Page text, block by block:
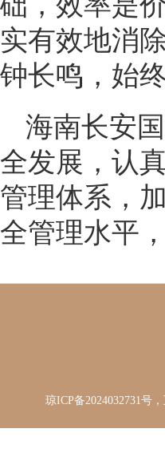
实有效地消
钟长鸣，始
海南长安
全发展，认
管理体系，
全管理水平
琼ICP备2024032731号